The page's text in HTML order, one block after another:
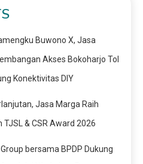
Buwono X, Jasa
Akses Bokoharjo Tol
Konektivitas DIY
Jasa Marga Raih
& CSR Award 2026
bersama BPDP Dukung